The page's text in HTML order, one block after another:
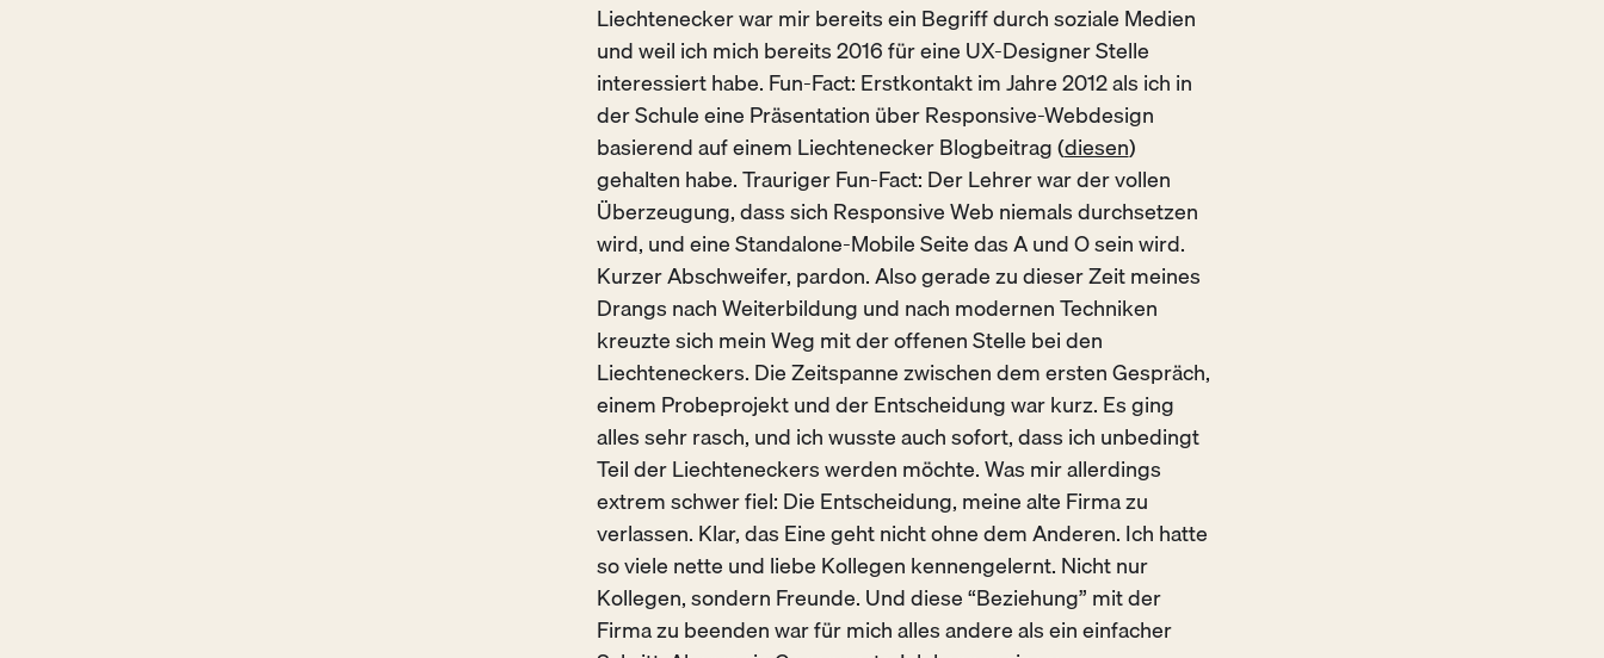
Liechtenecker war mir bereits ein Begriff durch soziale Medien
und weil ich mich bereits 2016 für eine UX-Designer Stelle
interessiert habe. Fun-Fact: Erstkontakt im Jahre 2012 als ich in
der Schule eine Präsentation über Responsive-Webdesign
basierend auf einem Liechtenecker Blogbeitrag (diesen)
gehalten habe. Trauriger Fun-Fact: Der Lehrer war der vollen
Überzeugung, dass sich Responsive Web niemals durchsetzen
wird, und eine Standalone-Mobile Seite das A und O sein wird.
Kurzer Abschweifer, pardon. Also gerade zu dieser Zeit meines
Drangs nach Weiterbildung und nach modernen Techniken
kreuzte sich mein Weg mit der offenen Stelle bei den
Liechteneckers. Die Zeitspanne zwischen dem ersten Gespräch,
einem Probeprojekt und der Entscheidung war kurz. Es ging
alles sehr rasch, und ich wusste auch sofort, dass ich unbedingt
Teil der Liechteneckers werden möchte. Was mir allerdings
extrem schwer fiel: Die Entscheidung, meine alte Firma zu
verlassen. Klar, das Eine geht nicht ohne dem Anderen. Ich hatte
so viele nette und liebe Kollegen kennengelernt. Nicht nur
Kollegen, sondern Freunde. Und diese “Beziehung” mit der
Firma zu beenden war für mich alles andere als ein einfacher